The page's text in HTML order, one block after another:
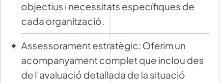
objectius i necessitats específiques de
cada organització.
Assessorament estratègic: Oferim un
acompanyament complet que inclou des
de l'avaluació detallada de la situació